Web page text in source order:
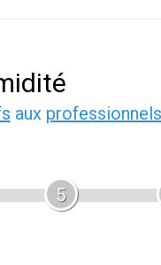
aux professionnels
5